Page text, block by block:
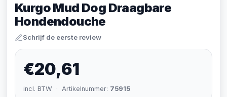
Kurgo Mud Dog Draagbare
Hondendouche
Schrijf de eerste review
€20,61
incl. BTW · Artikelnummer: 75915